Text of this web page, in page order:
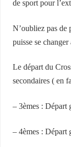
de sport pour
N’oubliez pas de
puisse se changer
Le départ du
secondaires ( en
– 3èmes : Départ
– 4èmes : Départ